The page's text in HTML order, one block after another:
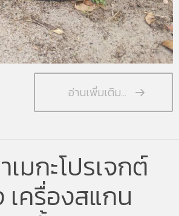
อ่านเพิ่มเติม...
มกะโปรเจกต์
เครื่องสแกน